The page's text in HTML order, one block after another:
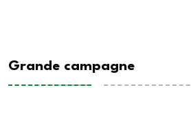
Grande campagne